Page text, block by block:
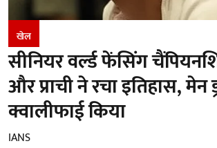
खेल
सीनियर वर्ल्ड फेंसिंग
और प्राची ने रचा इतिहास, मेन
क्वालीफाई किया
IANS